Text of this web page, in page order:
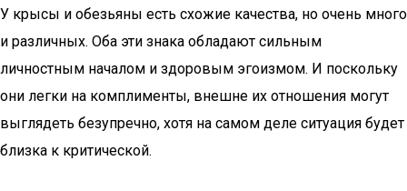
У крысы и обезьяны есть схожие качества, но очень много
и различных. Оба эти знака обладают сильным
личностным началом и здоровым эгоизмом. И поскольку
они легки на комплименты, внешне их отношения могут
выглядеть безупречно, хотя на самом деле ситуация будет
близка к критической.